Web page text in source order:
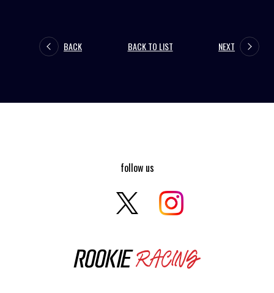
BACK BACK TO LIST NEXT
follow us